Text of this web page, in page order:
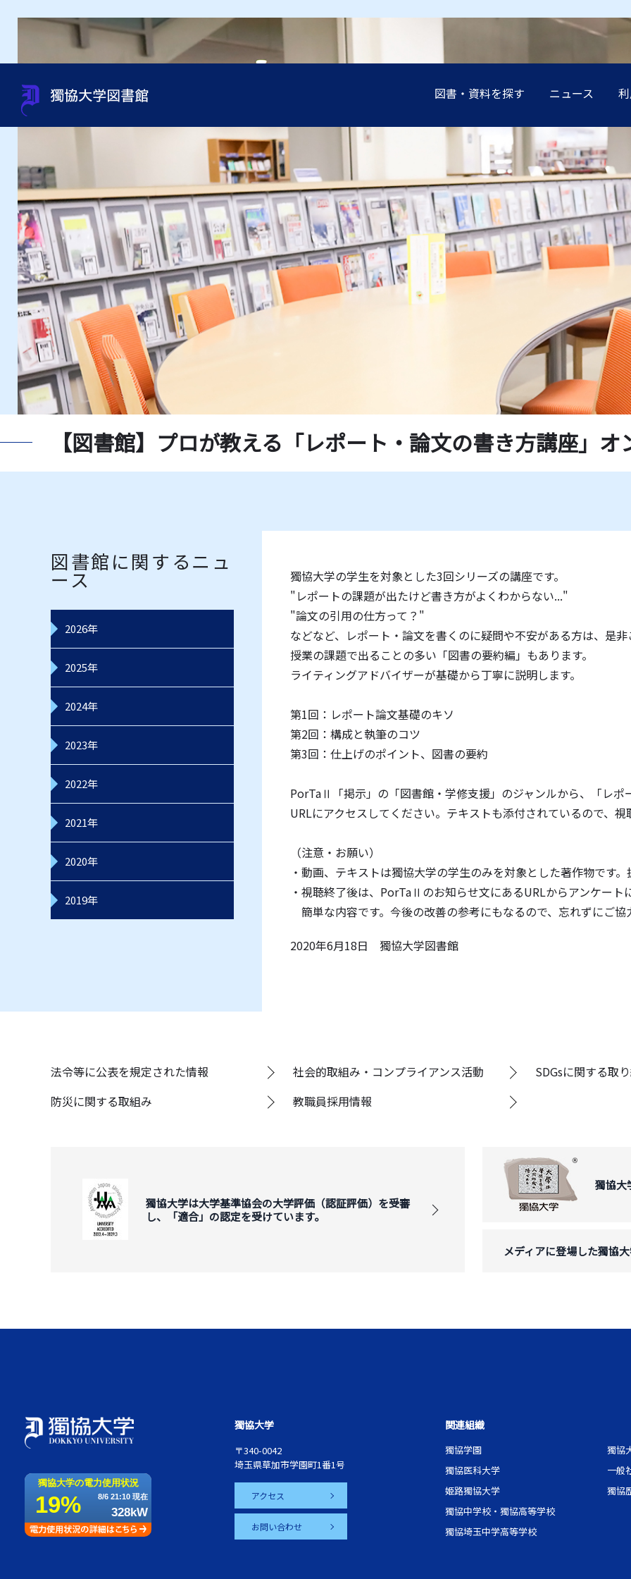
図書・資料を探す
蔵書検索（OPAC） OneSearch（まとめて検索）
オンラインジャーナルの使い
方
オンラインブック
テーマ別資料の探し方 インターネットリンク集
新聞一覧
指定書一覧
データベース一覧
受験生の
教職員の
ニュース
利用案内 図書館案内
利用資格 利用ガイド
受験生の
教職員の
サポート
資料相談（レファレンス）の
申込み
資料取寄せ（文献複写・図書
借受）
紹介状申込み（他機関の利
用）
授業・ゼミセミナー
受験生の
教職員の
貴重書・特別資料・特別コレ
クション
過去の展示
受験生の
教職員の
組織・問い合わせ先一覧 館内施設
規程集・年次報告書・各種統
計
図書館講演会
沿革
受験生の
教職員の
【図書館】プロが教える「レポート・論文の書き方講座」
図書館に関するニュ
ース
2026年
2025年
2024年
2023年
2022年
2021年
2020年
2019年
獨協大学の学生を対象とした3回シリーズの講座です。
"レポートの課題が出たけど書き方がよくわからない..."
"論文の引用の仕方って？"
などなど、レポート・論文を書くのに疑問や不安がある方は、是
授業の課題で出ることの多い「図書の要約編」もあります。
ライティングアドバイザーが基礎から丁寧に説明します。
第1回：レポート論文基礎のキソ
第2回：構成と執筆のコツ
第3回：仕上げのポイント、図書の要約
PorTaⅡ「掲示」の「図書館・学修支援」のジャンルから、「レポ
URLにアクセスしてください。テキストも添付されているので、視
（注意・お願い）
・動画、テキストは獨協大学の学生のみを対象とした著作物です。
・ 視聴終了後は、PorTaⅡのお知らせ文にあるURLからアンケート
簡単な内容です。今後の改善の参考にもなるので、忘れずにご協
2020年6月18日 獨協大学図書館
法令等に公表を規定された情報 社会的取組み・コンプライアンス活動
SDGsに関する取
防災に関する取組み
教職員採用情報
獨協大学は大学基準協会の大学評価（認証評価）を受審
し、「適合」の認定を受けています。
獨協大
メディアに登場した獨協
獨協大学
〒340-0042
埼玉県草加市学園町1番1号
アクセス
お問い合わせ
関連組織
獨協学園
獨協医科大学
姫路獨協大学
獨協中学校・獨協高等学校
獨協埼玉中学高等学校
獨協
一般
獨協